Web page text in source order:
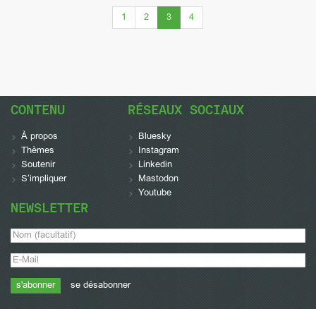
1 2 3(current)
4
CONTENU
À propos
Thèmes
Soutenir
S’impliquer
RÉSEAUX SOCIAUX
Bluesky
Instagram
Linkedin
Mastodon
Youtube
NEWSLETTER
se désabonner